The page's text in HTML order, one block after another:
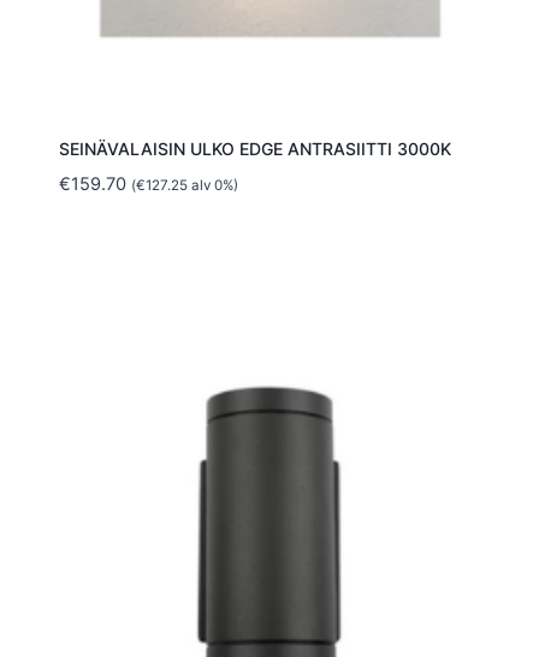
SEINÄVALAISIN ULKO EDGE ANTRASIITTI 3000K
€159.70 (€127.25alv 0%)